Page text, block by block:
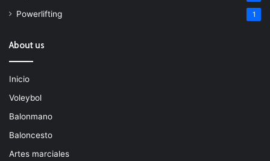
Powerlifting 1
About us
Inicio
Voleybol
Balonmano
Baloncesto
Artes marciales